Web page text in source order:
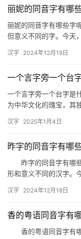
丽妮的同音字有哪
丽妮的同音字有哪些
但意义不同的字。今天
音…
汉字 2024年12月19日
一个言字旁一个台
一个言字旁一个台字是
为中华文化的瑰宝，其
不仅…
汉字 2025年1月4日
昨字的同音字有哪
昨字的同音字有哪
形和意义不同的汉字。
汉字 2024年12月18日
香的粤语同音字有
香的粤语同音字有